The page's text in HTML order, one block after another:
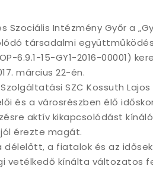
Szociális Intézmény Győr a
társadalmi
6.9.1-15-GY1-2016-00001)
március 22-én.
SZC Kossuth Lajos
és a városrészben élő
aktív kikapcsolódást
érezte magát.
a fiatalok és az
vetélkedő kínálta változatos